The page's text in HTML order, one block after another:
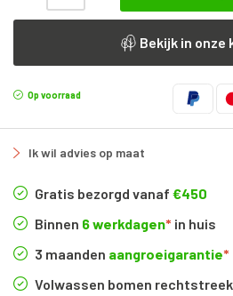
Bekijk in onze
Op voorraad
Ik wil advies op maat
Gratis bezorgd vanaf €450
Binnen 6 werkdagen* in huis
3 maanden aangroeigarantie*
Volwassen bomen